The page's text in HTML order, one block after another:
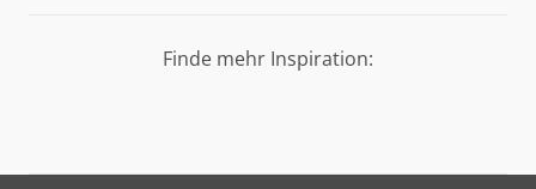
Finde mehr Inspiration: